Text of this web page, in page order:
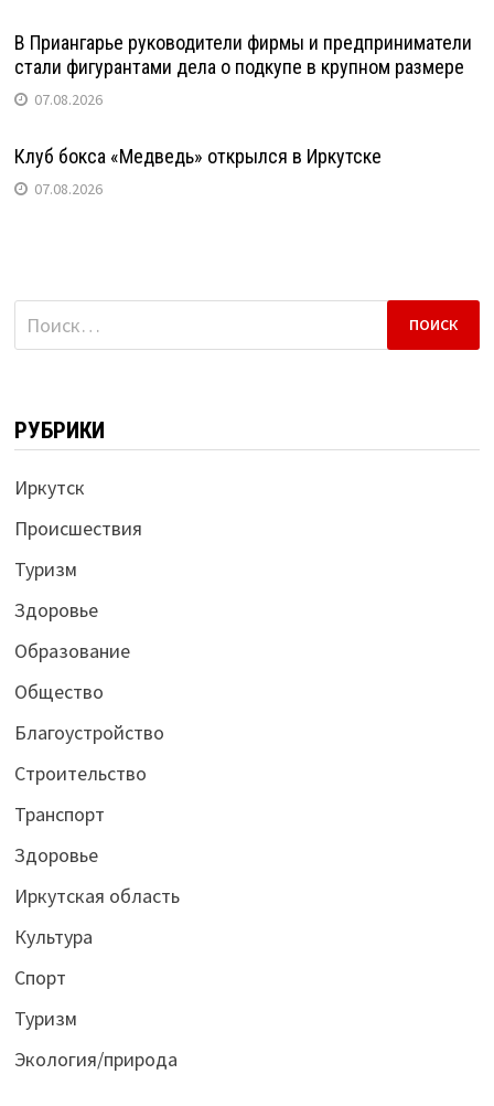
В Приангарье руководители фирмы и предприниматели
стали фигурантами дела о подкупе в крупном размере
07.08.2026
Клуб бокса «Медведь» открылся в Иркутске
07.08.2026
Найти:
РУБРИКИ
Иркутск
Происшествия
Туризм
Здоровье
Образование
Общество
Благоустройство
Строительство
Транспорт
Здоровье
Иркутская область
Культура
Спорт
Туризм
Экология/природа